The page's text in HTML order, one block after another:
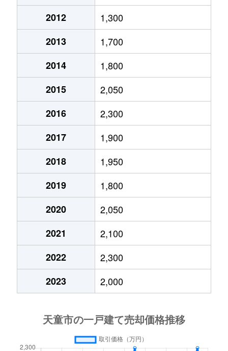
700万円
大字原町
3,500万円
東久野本
2,600万円
東久野本
1,900万円
東芳賀
2,300万円
交り江
1,200万円
大字乱川
960万円
2,300万円
5,100万円
南小畑
2,900万円
2,900万円
大字山元
590万円
2012
1,300
2013
1,700
2014
1,800
2015
2,050
2016
2,300
2017
1,900
2018
1,950
2019
1,800
2020
2,050
2021
2,100
2022
2,300
2023
2,000